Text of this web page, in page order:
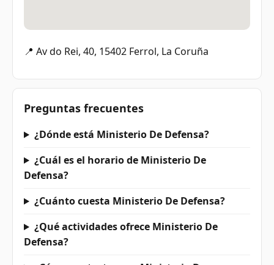
📍 Av do Rei, 40, 15402 Ferrol, La Coruña
Preguntas frecuentes
¿Dónde está Ministerio De Defensa?
¿Cuál es el horario de Ministerio De
Defensa?
¿Cuánto cuesta Ministerio De Defensa?
¿Qué actividades ofrece Ministerio De
Defensa?